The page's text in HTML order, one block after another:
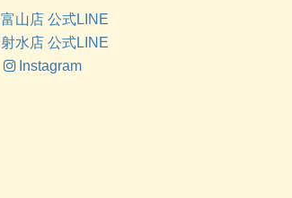
富山店 公式LINE
射水店 公式LINE
Instagram